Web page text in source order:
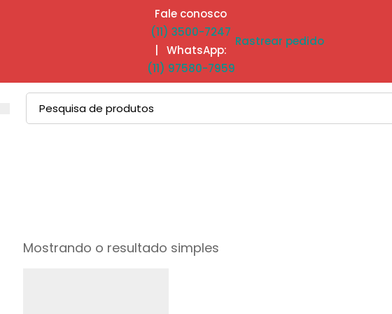
Fale conosco
(11) 3500-7247
| WhatsApp:
(11) 97580-7959
Rastrear pedido
Procurar
por:
Mostrando o resultado simples